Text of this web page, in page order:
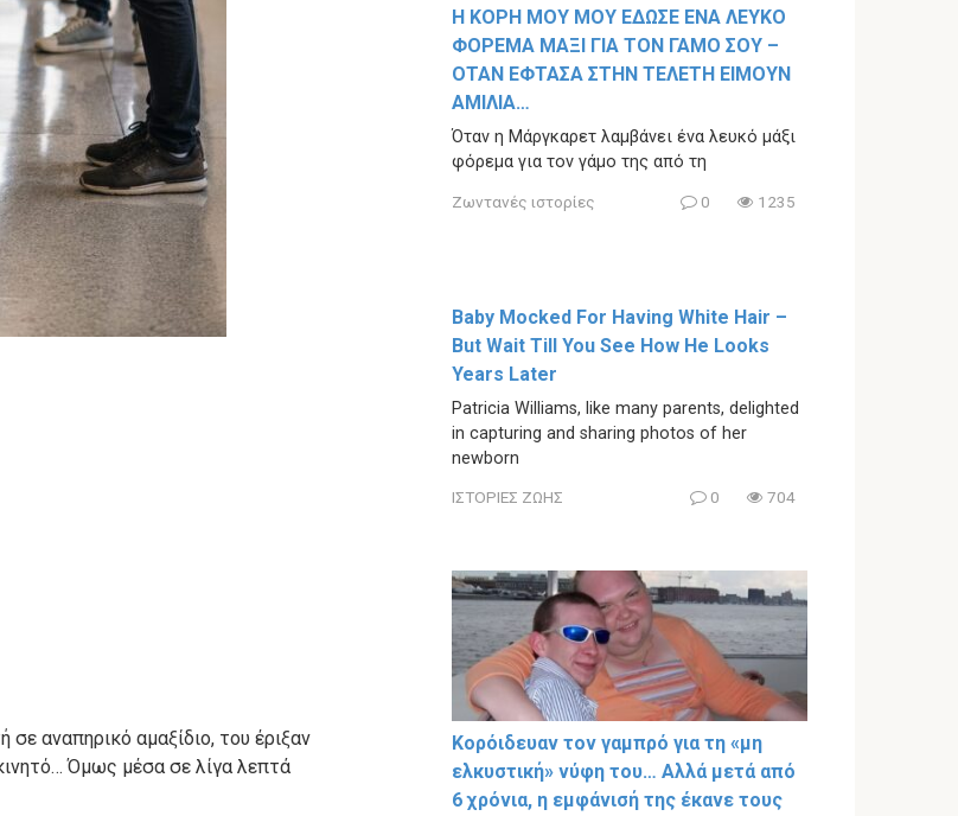
αναπηρικό αμαξίδιο, του έριξαν
Όμως μέσα σε λίγα λεπτά
Η ΚΟΡΗ ΜΟΥ ΜΟΥ ΕΔΩΣΕ ΕΝΑ ΛΕΥΚΟ
ΦΟΡΕΜΑ ΜΑΞΙ ΓΙΑ ΤΟΝ ΓΑΜΟ ΣΟΥ –
ΟΤΑΝ ΕΦΤΑΣΑ ΣΤΗΝ ΤΕΛΕΤΗ ΕΙΜΟΥΝ
ΑΜΙΛΙΑ…
Όταν η Μάργκαρετ λαμβάνει ένα λευκό μάξι
φόρεμα για τον γάμο της από τη
Ζωντανές ιστορίες 0 1235
Baby Mocked For Having White Hair –
But Wait Till You See How He Looks
Years Later
Patricia Williams, like many parents, delighted
in capturing and sharing photos of her
newborn
ΙΣΤΟΡΙΕΣ ΖΩΗΣ 0 704
Κορόιδευαν τον γαμπρό για τη «μη
ελκυστική» νύφη του… Αλλά μετά από
6 χρόνια, η εμφάνισή της έκανε τους